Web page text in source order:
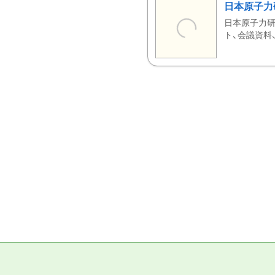
日本原子
日本原子力
ト、会議資